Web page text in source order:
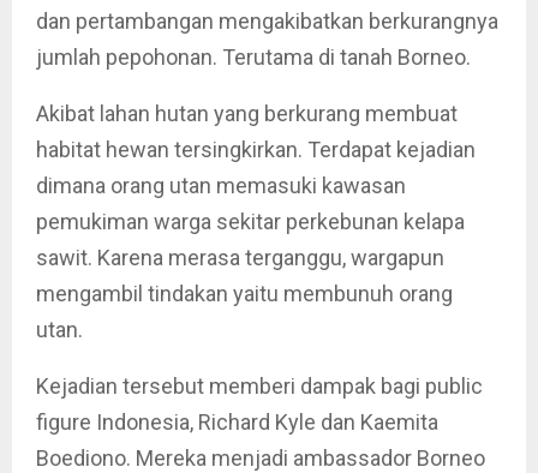
dan pertambangan mengakibatkan berkurangnya
jumlah pepohonan. Terutama di tanah Borneo.
Akibat lahan hutan yang berkurang membuat
habitat hewan tersingkirkan. Terdapat kejadian
dimana orang utan memasuki kawasan
pemukiman warga sekitar perkebunan kelapa
sawit. Karena merasa terganggu, wargapun
mengambil tindakan yaitu membunuh orang
utan.
Kejadian tersebut memberi dampak bagi public
figure Indonesia, Richard Kyle dan Kaemita
Boediono. Mereka menjadi ambassador Borneo